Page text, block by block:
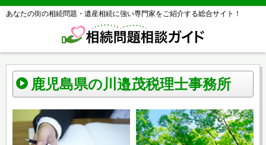
あなたの街の相続問題・遺産相続に強い専門家をご紹介する総合サイト！
鹿児島県の川邉茂税理士事務所